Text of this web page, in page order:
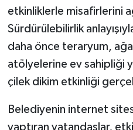
etkinliklerle misafirlerini
Sürdürülebilirlik
daha önce teraryum,
atölyelerine ev sahipliği
çilek dikim etkinliği
Belediyenin internet
yaptıran vatandaşlar,